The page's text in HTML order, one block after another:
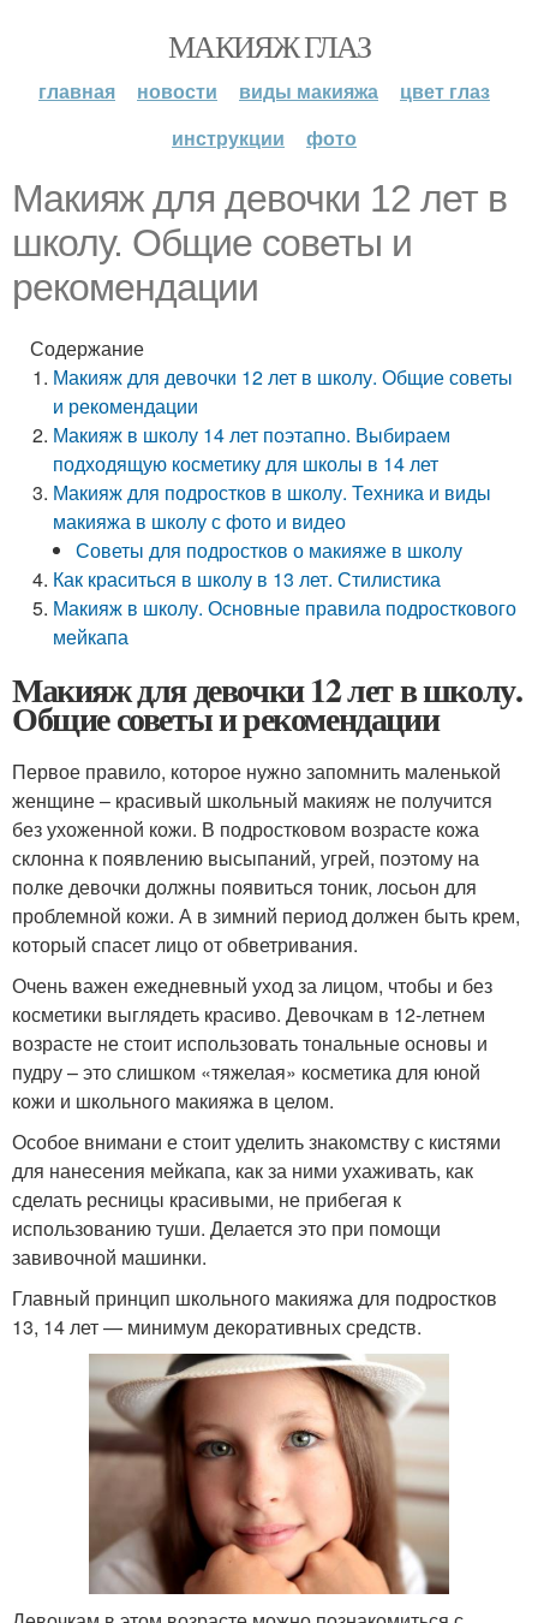
МАКИЯЖ ГЛАЗ
главная новости виды макияжа
цвет глаз
инструкции
фото
Макияж для девочки 12 лет в
школу. Общие советы и
рекомендации
Содержание
Макияж для девочки 12 лет в школу. Общие советы
и рекомендации
Макияж в школу 14 лет поэтапно. Выбираем
подходящую косметику для школы в 14 лет
Макияж для подростков в школу. Техника и виды
макияжа в школу с фото и видео
Советы для подростков о макияже в школу
Как краситься в школу в 13 лет. Стилистика
Макияж в школу. Основные правила подросткового
мейкапа
Макияж для девочки 12 лет в школу.
Общие советы и рекомендации
Первое правило, которое нужно запомнить маленькой
женщине – красивый школьный макияж не получится
без ухоженной кожи. В подростковом возрасте кожа
склонна к появлению высыпаний, угрей, поэтому на
полке девочки должны появиться тоник, лосьон для
проблемной кожи. А в зимний период должен быть крем,
который спасет лицо от обветривания.
Очень важен ежедневный уход за лицом, чтобы и без
косметики выглядеть красиво. Девочкам в 12-летнем
возрасте не стоит использовать тональные основы и
пудру – это слишком «тяжелая» косметика для юной
кожи и школьного макияжа в целом.
Особое внимани е стоит уделить знакомству с кистями
для нанесения мейкапа, как за ними ухаживать, как
сделать ресницы красивыми, не прибегая к
использованию туши. Делается это при помощи
завивочной машинки.
Главный принцип школьного макияжа для подростков
13, 14 лет — минимум декоративных средств.